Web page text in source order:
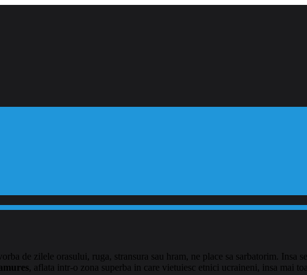
de zilele orasului, ruga, stransura sau hram, ne place sa sarbatorim. Insa
, aflata intr-o zona superba in care vietuiesc etnici ucraineni, insa mai